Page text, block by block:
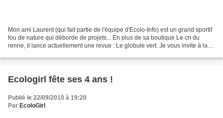
Mon ami Laurent (qui fait partie de l'équipe d'Ecolo-Info) est un grand sportif
fou de nature qui déborde de projets... En plus de sa boutique Le cri du
renne, il lance actuellement une revue : Le globule vert. Je vous invite à la
Ecologirl fête ses 4 ans !
Publié le 22/09/2010 à 19:20
Par EcoloGirl